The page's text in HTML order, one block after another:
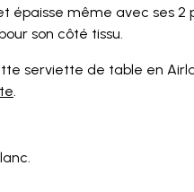
épaisse même avec ses 2
son côté tissu.
serviette de table en
.